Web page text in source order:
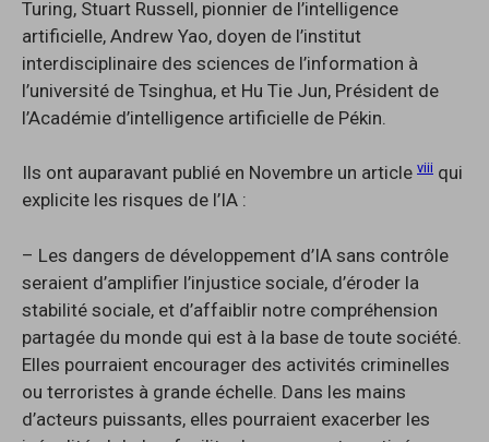
Turing, Stuart Russell, pionnier de l’intelligence
artificielle, Andrew Yao, doyen de l’institut
interdisciplinaire des sciences de l’information à
l’université de Tsinghua, et Hu Tie Jun, Président de
l’Académie d’intelligence artificielle de Pékin.
Ils ont auparavant publié en Novembre un article viii qui
explicite les risques de l’IA :
– Les dangers de développement d’IA sans contrôle
seraient d’amplifier l’injustice sociale, d’éroder la
stabilité sociale, et d’affaiblir notre compréhension
partagée du monde qui est à la base de toute société.
Elles pourraient encourager des activités criminelles
ou terroristes à grande échelle. Dans les mains
d’acteurs puissants, elles pourraient exacerber les